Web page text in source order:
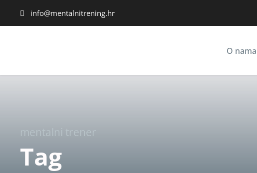
info@mentalnitrening.hr
O nama
mentalni trener
Tag